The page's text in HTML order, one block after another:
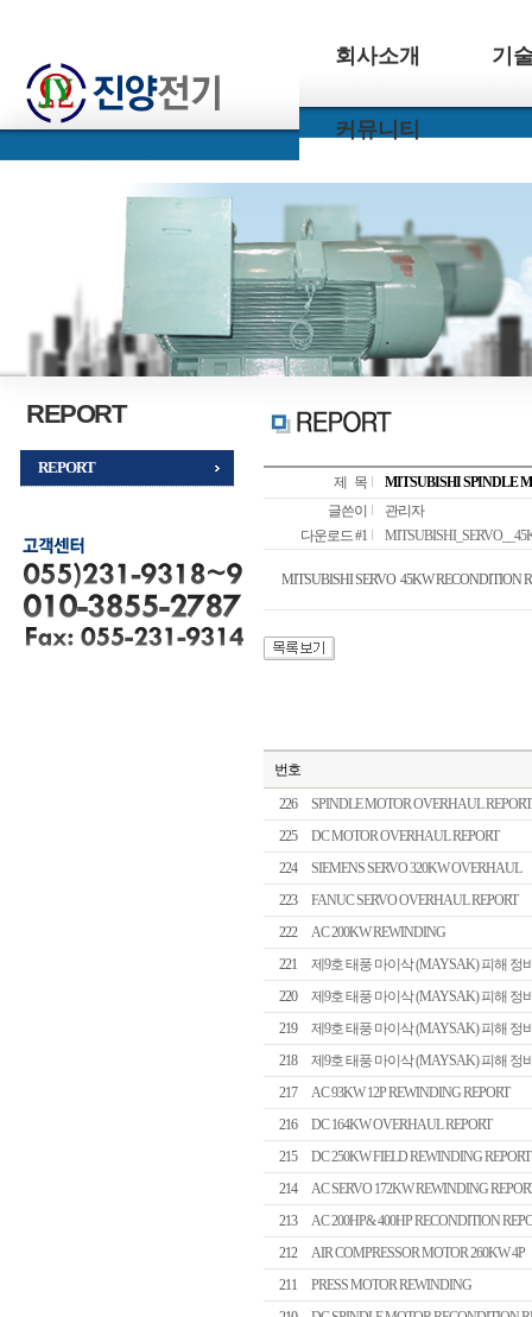
회사소개 기
커뮤니티
REPORT
REPORT
제 목
MITSUBISHI SPINDLE
글쓴이
관리자
다운로드 #1
MITSUBISHI SERVO 45KW RECONDITION
번호
226
SPINDLE MOTOR OVERHAUL REPORT
225
DC MOTOR OVERHAUL REPORT
224
SIEMENS SERVO 320KW OVERHAUL
223
FANUC SERVO OVERHAUL REPORT
222
AC 200KW REWINDING
221
제9호 태풍 마이삭 (MAYSAK) 피해 정
220
제9호 태풍 마이삭 (MAYSAK) 피해 정
219
제9호 태풍 마이삭 (MAYSAK) 피해 정
218
제9호 태풍 마이삭 (MAYSAK) 피해 정
217
AC 93KW 12P REWINDING REPORT
216
DC 164KW OVERHAUL REPORT
215
DC 250KW FIELD REWINDING REPORT
214
AC SERVO 172KW REWINDING
213
AC 200HP& 400HP RECONDITION
212
AIR COMPRESSOR MOTOR 260KW 4P
211
PRESS MOTOR REWINDING